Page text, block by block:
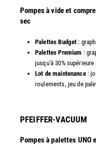
Pompes à vide et
sec
Palettes Budget :
Palettes Premium :
jusqu'à 30%
Lot de maintenance:
roulements, jeu de
PFEIFFER-VACUUM
Pompes à palettes UNO